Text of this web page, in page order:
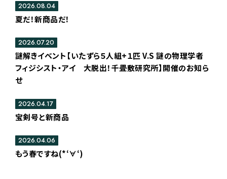
夏だ！新商品だ！
2026.08.04
謎解きイベント【いたずら５人組+１匹 V.S 謎の物理学者
フィジシスト・アイ 大脱出！千畳敷研究所】開催のお知ら
せ
2026.07.20
宝剣号と新商品
2026.04.17
もう春ですね(*‘∀‘)
2026.04.06